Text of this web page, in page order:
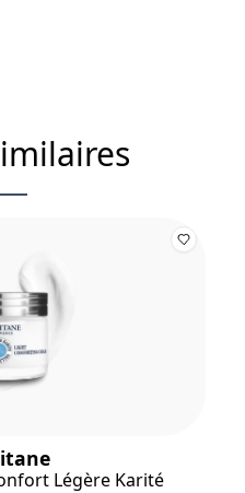
Légère Karité